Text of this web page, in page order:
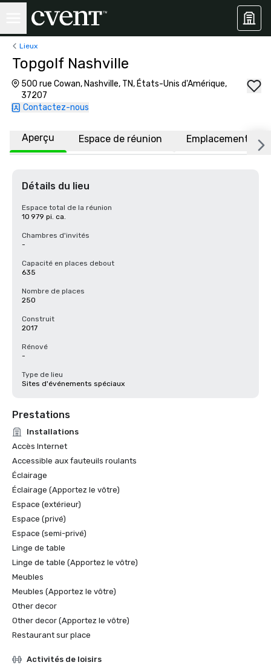
Lieux
Topgolf Nashville
500 rue Cowan, Nashville, TN, États-Unis d'Amérique,
37207
Contactez-nous
Aperçu Espace de réunion Emplacement
Détails du lieu
Espace total de la réunion
10 979 pi. ca.
Chambres d'invités
-
Capacité en places debout
635
Nombre de places
250
Construit
2017
Rénové
-
Type de lieu
Sites d'événements spéciaux
Prestations
Installations
Accès Internet
Accessible aux fauteuils roulants
Éclairage
Éclairage (Apportez le vôtre)
Espace (extérieur)
Espace (privé)
Espace (semi-privé)
Linge de table
Linge de table (Apportez le vôtre)
Meubles
Meubles (Apportez le vôtre)
Other decor
Other decor (Apportez le vôtre)
Restaurant sur place
Activités de loisirs